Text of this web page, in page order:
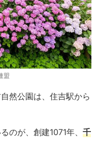
盟
然公園は、住吉駅から
のが、創建1071年、 千